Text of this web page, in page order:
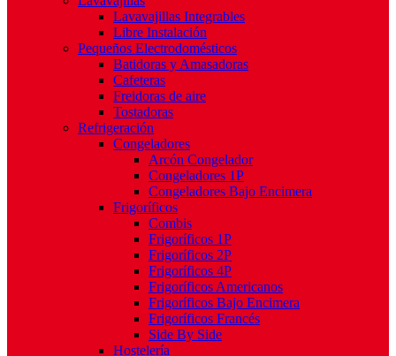
Lavavajillas Integrables
Libre Instalación
Pequeños Electrodomésticos
Batidoras y Amasadoras
Cafeteras
Freidoras de aire
Tostadoras
Refrigeración
Congeladores
Arcón Congelador
Congeladores 1P
Congeladores Bajo Encimera
Frigoríficos
Combis
Frigoríficos 1P
Frigoríficos 2P
Frigoríficos 4P
Frigoríficos Americanos
Frigoríficos Bajo Encimera
Frigoríficos Francés
Side By Side
Hostelería